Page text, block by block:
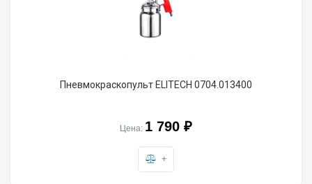
Пневмокраскопульт ELITECH 0704.013400
Цена: 1 790 ₽
+